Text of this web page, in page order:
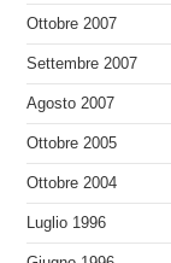
Ottobre 2007
Settembre 2007
Agosto 2007
Ottobre 2005
Ottobre 2004
Luglio 1996